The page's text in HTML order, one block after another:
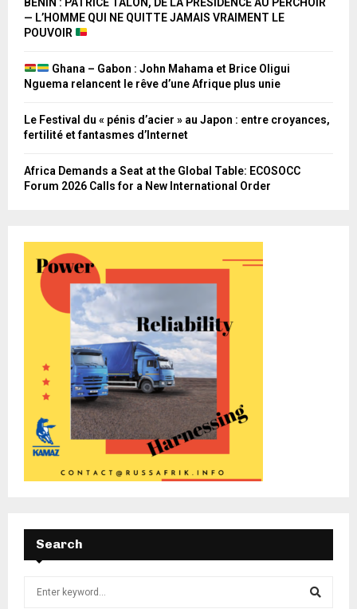
— L’HOMME QUI NE QUITTE JAMAIS VRAIMENT LE
POUVOIR
Ghana – Gabon : John Mahama et Brice Oligui
Nguema relancent le rêve d’une Afrique plus unie
Le Festival du « pénis d’acier » au Japon : entre croyances,
fertilité et fantasmes d’Internet
Africa Demands a Seat at the Global Table: ECOSOCC
Forum 2026 Calls for a New International Order
Search